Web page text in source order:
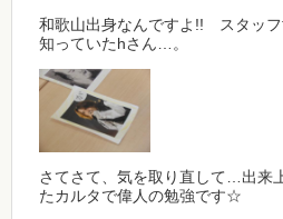
和歌山出身なんですよ!! スタッフ
知っていたhさん…。
さてさて、気を取り直して…出来
たカルタで偉人の勉強です☆